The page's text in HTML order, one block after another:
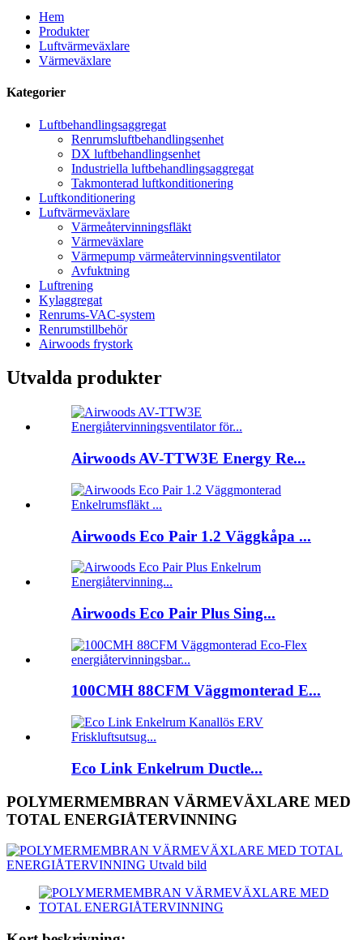
Hem
Produkter
Luftvärmeväxlare
Värmeväxlare
Kategorier
Luftbehandlingsaggregat
Renrumsluftbehandlingsenhet
DX luftbehandlingsenhet
Industriella luftbehandlingsaggregat
Takmonterad luftkonditionering
Luftkonditionering
Luftvärmeväxlare
Värmeåtervinningsfläkt
Värmeväxlare
Värmepump värmeåtervinningsventilator
Avfuktning
Luftrening
Kylaggregat
Renrums-VAC-system
Renrumstillbehör
Airwoods frystork
Utvalda produkter
Airwoods AV-TTW3E Energy Re...
Airwoods Eco Pair 1.2 Väggkåpa ...
Airwoods Eco Pair Plus Sing...
100CMH 88CFM Väggmonterad E...
Eco Link Enkelrum Ductle...
POLYMERMEMBRAN VÄRMEVÄXLARE MED
TOTAL ENERGIÅTERVINNING